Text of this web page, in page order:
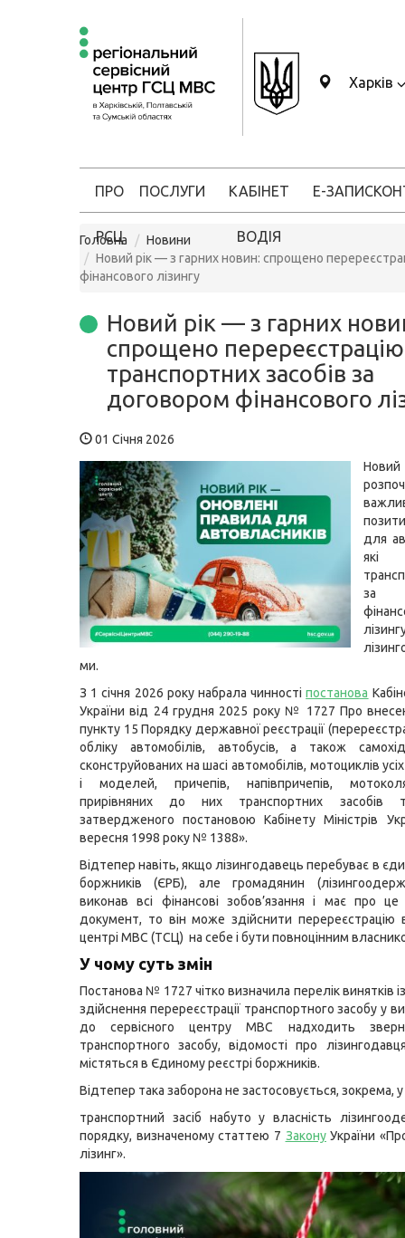
Харків
ПРО
РСЦ
ПОСЛУГИ КАБІНЕТ
ВОДІЯ
Е-ЗАПИС
Головна
Новини
Новий рік — з гарних новин: спрощено
фінансового лізингу
Новий рік — з гарних
спрощено перереєстрацію
транспортних засобів за
договором фінансового
01 Січня 2026
для
які
за
ми.
З 1 січня 2026 року набрала чинностіпостанова
України від 24 грудня 2025 року № 1727 Про
пункту 15 Порядку державної реєстрації
обліку автомобілів, автобусів, а також
сконструйованих на шасі автомобілів, мотоциклів
і моделей, причепів, напівпричепів,
прирівняних до них транспортних засобів
затвердженого постановою Кабінету Міністрів
вересня 1998 року № 1388».
Відтепер навіть, якщо лізингодавець перебуває в
боржників (ЄРБ), але громадянин
виконав всі фінансові зобов’язання і має про це
документ, то він може здійснити перереєстрацію
центрі МВС (ТСЦ) на себе і бути повноцінним
У чому суть змін
Постанова № 1727 чітко визначила перелік винятків
здійснення перереєстрації транспортного засобу у
до сервісного центру МВС надходить
транспортного засобу, відомості про
містяться в Єдиному реєстрі боржників.
Відтепер така заборона не застосовується, зокрема, у
транспортний засіб набуто у власність
порядку, визначеному статтею 7 ЗаконуУкраїни
лізинг».